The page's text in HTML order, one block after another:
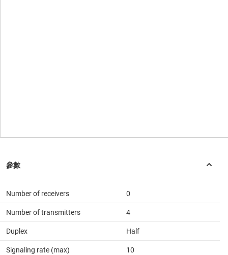
Number of receivers 0
Number of transmitters 4
Duplex Half
Signaling rate (max)
10